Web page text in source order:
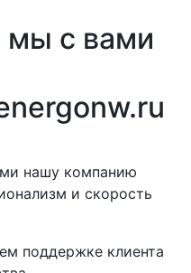
мы с вами
нашу компанию
и скорость
поддержке клиента